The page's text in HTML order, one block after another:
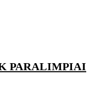
PARALIMPIAI